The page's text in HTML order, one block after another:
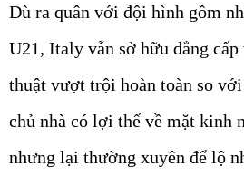
Dù ra quân với đội hình gồm
U21, Italy vẫn sở hữu đẳng
thuật vượt trội hoàn toàn so
chủ nhà có lợi thế về mặt kinh
nhưng lại thường xuyên để lộ